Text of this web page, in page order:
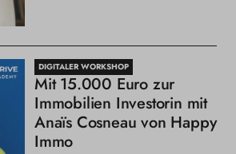
DIGITALER WORKSHOP
Mit 15.000 Euro zur
Immobilien Investorin mit
Anaïs Cosneau von Happy
Immo